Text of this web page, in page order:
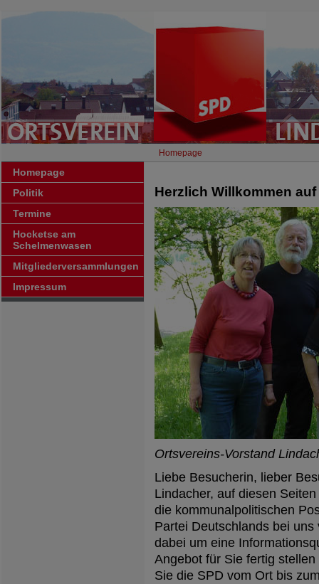
Homepage
Homepage
Politik
Termine
Hocketse am
Schelmenwasen
Mitgliederversammlungen
Impressum
Herzlich Willkommen
Ortsvereins-Vorstand
Liebe Besucherin, lieber
Lindacher, auf diesen
die kommunalpolitischen
Partei Deutschlands bei
dabei um eine
Angebot für Sie fertig
Sie die SPD vom Ort bis